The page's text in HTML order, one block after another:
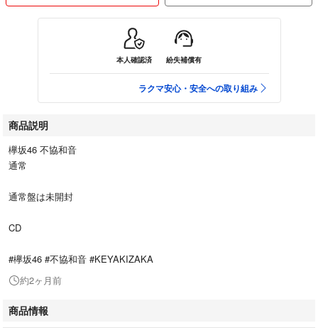
本人確認済 紛失補償有
ラクマ安心・安全への取り組み
商品説明
欅坂46 不協和音
通常
通常盤は未開封
CD
#欅坂46 #不協和音 #KEYAKIZAKA
約2ヶ月前
商品情報